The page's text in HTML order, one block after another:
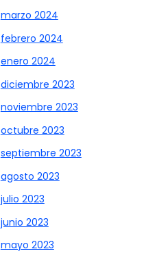
marzo 2024
febrero 2024
enero 2024
diciembre 2023
noviembre 2023
octubre 2023
septiembre 2023
agosto 2023
julio 2023
junio 2023
mayo 2023